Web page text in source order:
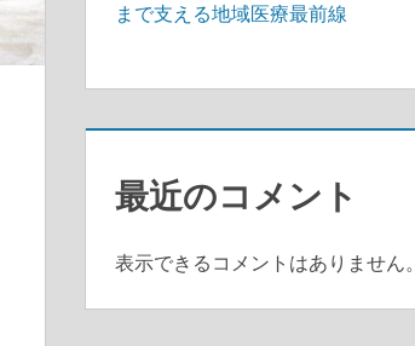
まで支える地域医療最前線
最近のコメント
表示できるコメントはありません。